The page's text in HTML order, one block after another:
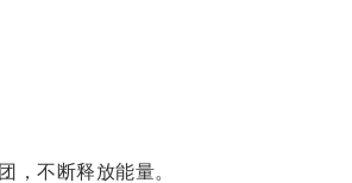
不断释放能量。